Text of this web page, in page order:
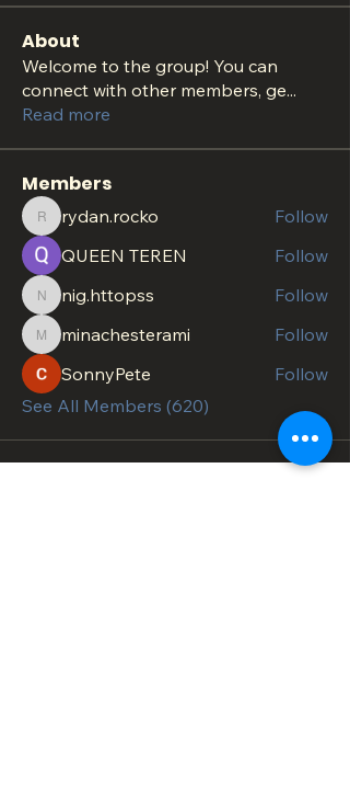
About
Welcome to the group! You can
connect with other members, ge...
Read more
Members
rydan.rocko
rydan.rocko
Follow
QUEEN TEREN
Follow
nig.httopss
nig.httopss Follow
minachesterami
minachesterami
Follow
SonnyPete
Follow
See All Members (620)